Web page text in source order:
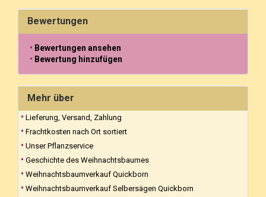
Bewertungen
Bewertungen ansehen
Bewertung hinzufügen
Mehr über
Lieferung, Versand, Zahlung
Frachtkosten nach Ort sortiert
Unser Pflanzservice
Geschichte des Weihnachtsbaumes
Weihnachtsbaumverkauf Quickborn
Weihnachtsbaumverkauf Selbersägen Quickborn